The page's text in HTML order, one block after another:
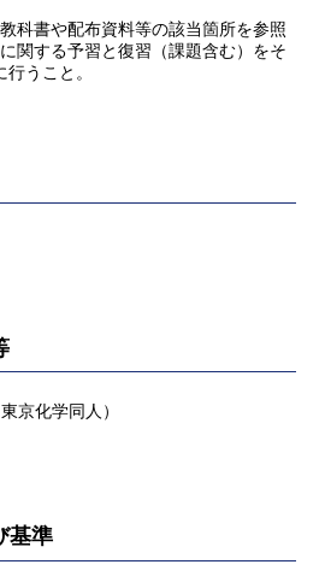
科書や配布資料等の該当箇所を参照
関する予習と復習（課題含む）をそ
うこと。
京化学同人）
基準